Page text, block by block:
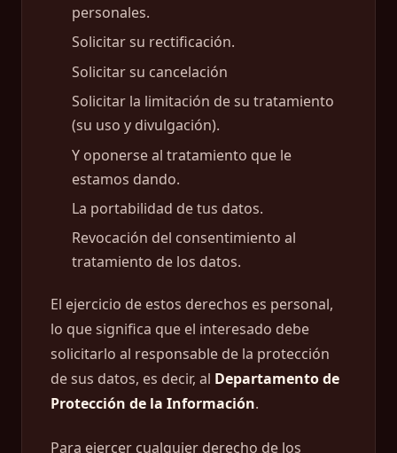
personales.
Solicitar su rectificación.
Solicitar su cancelación
Solicitar la limitación de su tratamiento
(su uso y divulgación).
Y oponerse al tratamiento que le
estamos dando.
La portabilidad de tus datos.
Revocación del consentimiento al
tratamiento de los datos.
El ejercicio de estos derechos es personal,
lo que significa que el interesado debe
solicitarlo al responsable de la protección
de sus datos, es decir, al Departamento de
Protección de la Información.
Para ejercer cualquier derecho de los